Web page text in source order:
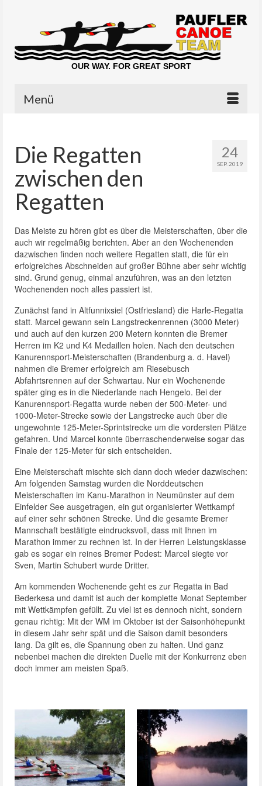
OUR WAY. FOR GREAT SPORT
Menü
24
SEP. 2019
Die Regatten
zwischen den
Regatten
Das Meiste zu hören gibt es über die Meisterschaften, über die
auch wir regelmäßig berichten. Aber an den Wochenenden
dazwischen finden noch weitere Regatten statt, die für ein
erfolgreiches Abschneiden auf großer Bühne aber sehr wichtig
sind. Grund genug, einmal anzuführen, was an den letzten
Wochenenden noch alles passiert ist.
Zunächst fand in Altfunnixsiel (Ostfriesland) die Harle-Regatta
statt. Marcel gewann sein Langstreckenrennen (3000 Meter)
und auch auf den kurzen 200 Metern konnten die Bremer
Herren im K2 und K4 Medaillen holen. Nach den deutschen
Kanurennsport-Meisterschaften (Brandenburg a. d. Havel)
nahmen die Bremer erfolgreich am Riesebusch
Abfahrtsrennen auf der Schwartau. Nur ein Wochenende
später ging es in die Niederlande nach Hengelo. Bei der
Kanurennsport-Regatta wurde neben der 500-Meter- und
1000-Meter-Strecke sowie der Langstrecke auch über die
ungewohnte 125-Meter-Sprintstrecke um die vordersten Plätze
gefahren. Und Marcel konnte überraschenderweise sogar das
Finale der 125-Meter für sich entscheiden.
Eine Meisterschaft mischte sich dann doch wieder dazwischen:
Am folgenden Samstag wurden die Norddeutschen
Meisterschaften im Kanu-Marathon in Neumünster auf dem
Einfelder See ausgetragen, ein gut organisierter Wettkampf
auf einer sehr schönen Strecke. Und die gesamte Bremer
Mannschaft bestätigte eindrucksvoll, dass mit Ihnen im
Marathon immer zu rechnen ist. In der Herren Leistungsklasse
gab es sogar ein reines Bremer Podest: Marcel siegte vor
Sven, Martin Schubert wurde Dritter.
Am kommenden Wochenende geht es zur Regatta in Bad
Bederkesa und damit ist auch der komplette Monat September
mit Wettkämpfen gefüllt. Zu viel ist es dennoch nicht, sondern
genau richtig: Mit der WM im Oktober ist der Saisonhöhepunkt
in diesem Jahr sehr spät und die Saison damit besonders
lang. Da gilt es, die Spannung oben zu halten. Und ganz
nebenbei machen die direkten Duelle mit der Konkurrenz eben
doch immer am meisten Spaß.